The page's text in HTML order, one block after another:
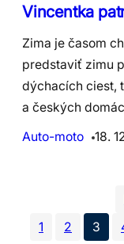
Vincentka
Zima je časom
predstaviť zimu
dýchacích ciest,
a českých
Auto-moto
18.
1
2 3